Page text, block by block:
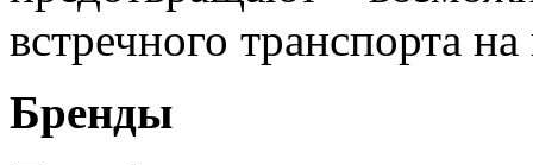
встречного транспорта
Бренды